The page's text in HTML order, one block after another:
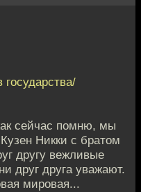
государства/
сейчас помню, мы
Никки с братом
другу вежливые
друг друга уважают.
мировая...